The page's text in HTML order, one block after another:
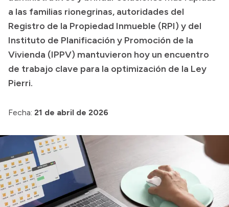
Accesos directos
SIU GUARANÍ
SECUNDARIO
TECNICATURAS
CAPACITACIONES
a las familias rionegrinas, autoridades del
Registro de la Propiedad Inmueble (RPI) y del
Instituto de Planificación y Promoción de la
Vivienda (IPPV) mantuvieron hoy un encuentro
de trabajo clave para la optimización de la Ley
Pierri.
Fecha: 21 de abril de 2026